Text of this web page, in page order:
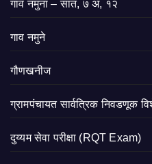
गाव नमुना – सात, ७ अ, १२
गाव नमुने
गौणखनीज
ग्रामपंचायत सार्वत्रिक निवडणूक
दुय्यम सेवा परीक्षा (RQT Exam)